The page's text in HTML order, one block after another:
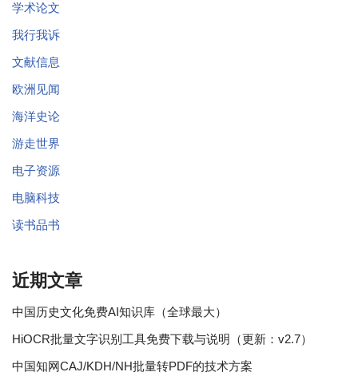
学术论文
我行我诉
文献信息
欧洲见闻
海洋史论
游走世界
电子资源
电脑科技
读书品书
近期文章
中国历史文化免费AI知识库（全球最大）
HiOCR批量文字识别工具免费下载与说明（更新：v2.7）
中国知网CAJ/KDH/NH批量转PDF的技术方案